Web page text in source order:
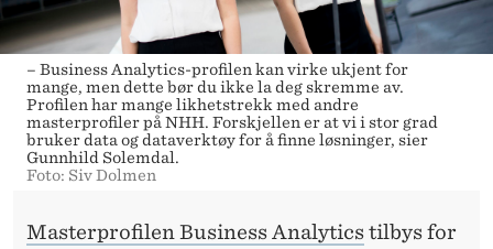
R
V – Business Analytics-profilen kan virke ukjent for
mange, men dette bør du ikke la deg skremme av.
Profilen har mange likhetstrekk med andre
masterprofiler på NHH. Forskjellen er at vi i stor grad
bruker data og dataverktøy for å finne løsninger, sier
Gunnhild Solemdal.
Foto: Siv Dolmen
Masterprofilen Business Analyticstilbys for